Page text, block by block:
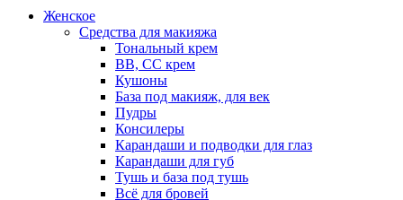
Женское
Средства для макияжа
Тональный крем
BB, CC крем
Кушоны
База под макияж, для век
Пудры
Консилеры
Карандаши и подводки для глаз
Карандаши для губ
Тушь и база под тушь
Всё для бровей